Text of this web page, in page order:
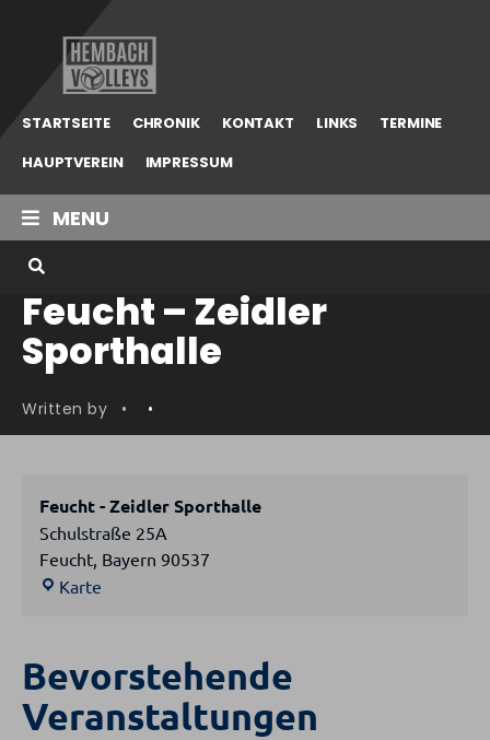
Hembach
Volleys
STARTSEITE CHRONIK KONTAKT LINKS
TERMINE
HAUPTVEREIN
IMPRESSUM
MENU
Feucht – Zeidler
Sporthalle
Written by • •
Feucht - Zeidler Sporthalle
Schulstraße 25A
Feucht, Bayern 90537
Karte
Sporthalle
Bevorstehende
Veranstaltungen